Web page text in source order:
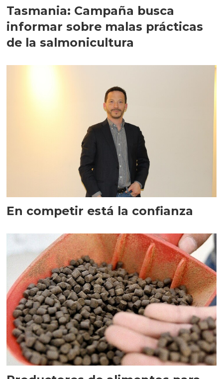
Tasmania: Campaña busca
informar sobre malas prácticas
de la salmonicultura
En competir está la confianza